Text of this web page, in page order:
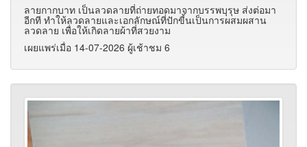
ลายกากบาท เป็นลวดลายที่ถ่ายทอดมาจากบรรพบุรุษ ส่งต่อมา
อีกที ทำให้ลวดลายและเอกลักษณ์ที่ปักขี้นเป็นการผสมผสาน
ลวดลาย เพื่อให้เกิดลายผ้าที่สวยงาม
เผยแพร่เมื่อ 14-07-2026 ผู้เช้าชม 6